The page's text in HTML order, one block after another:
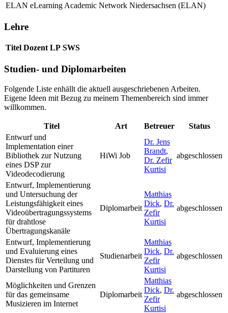
ELAN eLearning Academic Network Niedersachsen (ELAN)
Lehre
Titel Dozent LP SWS
Studien- und Diplomarbeiten
Folgende Liste enhällt die aktuell ausgeschriebenen Arbeiten.
Eigene Ideen mit Bezug zu meinem Themenbereich sind immer
willkommen.
Titel Art Betreuer
Status
Entwurf und
Implementation einer
Bibliothek zur Nutzung
eines DSP zur
Videodecodierung
HiWi Job
Dr. Jens
Brandt,
Dr. Zefir
Kurtisi
abgeschlossen
Entwurf, Implementierung
und Untersuchung der
Leistungsfähigkeit eines
Videoübertragungssystems
für drahtlose
Übertragungskanäle
Diplomarbeit
Matthias
Dick, Dr.
Zefir
Kurtisi
abgeschlossen
Entwurf, Implementierung
und Evaluierung eines
Dienstes für Verteilung und
Darstellung von Partituren
Studienarbeit
Matthias
Dick, Dr.
Zefir
Kurtisi
abgeschlossen
Möglichkeiten und Grenzen
für das gemeinsame
Musizieren im Internet
Diplomarbeit
Matthias
Dick, Dr.
Zefir
Kurtisi
abgeschlossen